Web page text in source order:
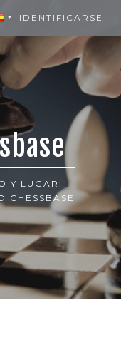
IDENTIFICARSE
Y LUGAR:
CHESSBASE